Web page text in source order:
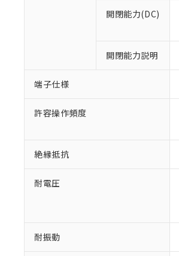
開閉能力(DC)
開閉能力説明
端子仕様
許容操作頻度
絶縁抵抗
耐電圧
耐振動